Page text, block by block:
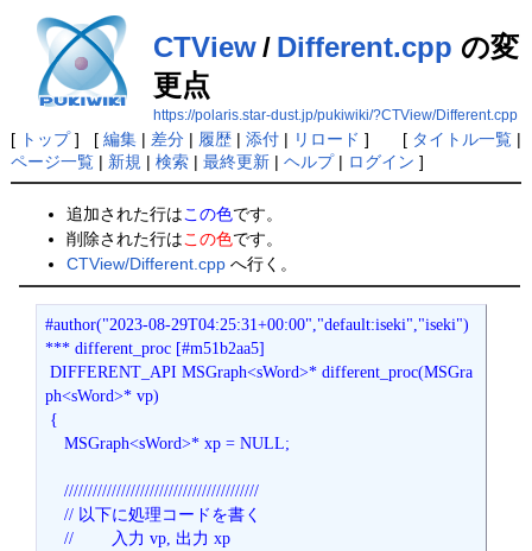
CTView/ Different.cpp の変
更点
https://polaris.star-dust.jp/pukiwiki/?CTView/Different.cpp
[ トップ] [ 編集| 差分| 履歴| 添付| リロード ] [ タイトル一覧|
ページ一覧| 新規 | 検索| 最終更新| ヘルプ| ログイン ]
追加された行はこの色です。
削除された行はこの色です。
CTView/Different.cpp へ行く。
#author("2023-08-29T04:25:31+00:00","default:iseki","iseki")
*** different_proc [#m51b2aa5]
DIFFERENT_API MSGraph<sWord>* different_proc(MSGra
ph<sWord>* vp)
    MSGraph<sWord>* xp = NULL;
    /////////////////////////////////////////
    // 以下に処理コードを書く
    //        入力 vp, 出力 xp